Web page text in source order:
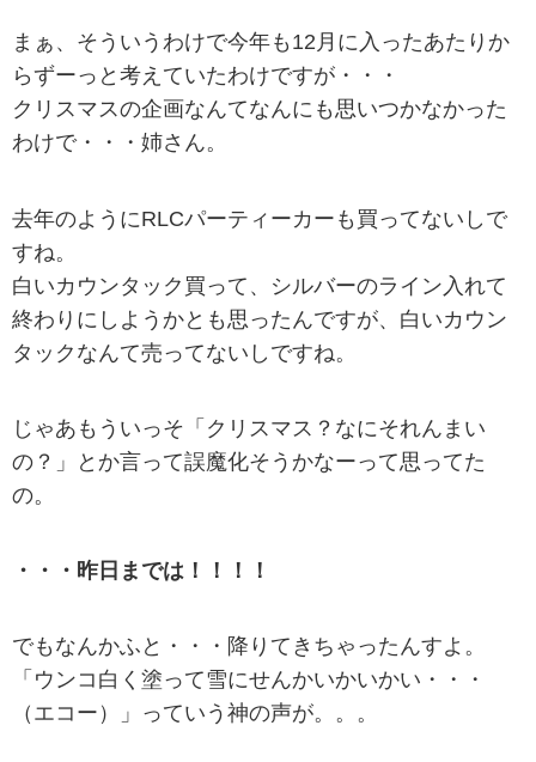
まぁ、そういうわけで今年も12月に入ったあたりか
らずーっと考えていたわけですが・・・
クリスマスの企画なんてなんにも思いつかなかった
わけで・・・姉さん。
去年のようにRLCパーティーカーも買ってないしで
すね。
白いカウンタック買って、シルバーのライン入れて
終わりにしようかとも思ったんですが、白いカウン
タックなんて売ってないしですね。
じゃあもういっそ「クリスマス？なにそれんまい
の？」とか言って誤魔化そうかなーって思ってた
の。
・・・昨日までは！！！！
でもなんかふと・・・降りてきちゃったんすよ。
「ウンコ白く塗って雪にせんかいかいかい・・・
（エコー）」っていう神の声が。。。